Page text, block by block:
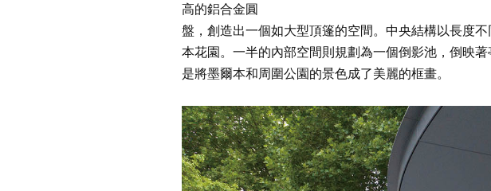
高的鋁合金圓
盤，創造出一個如大型頂篷的空間。中央結構以長度
本花園。一半的內部空間則規劃為一個倒影池，倒映
是將墨爾本和周圍公園的景色成了美麗的框畫。